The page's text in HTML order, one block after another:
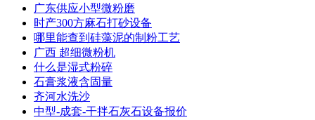
广东供应小型微粉磨
时产300方麻石打砂设备
哪里能查到硅藻泥的制粉工艺
广西 超细微粉机
什么是湿式粉碎
石膏浆液含固量
齐河水洗沙
中型-成套-干拌石灰石设备报价